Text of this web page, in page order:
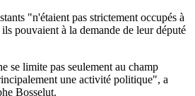
"n'étaient pas strictement occupés à
pouvaient à la demande de leur député
se limite pas seulement au champ
une activité politique", a
Bosselut.